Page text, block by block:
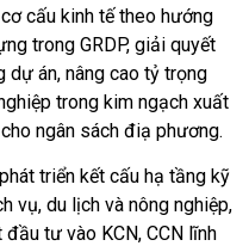
cấu kinh tế theo hướng
trong GRDP, giải quyết
dự án, nâng cao tỷ trọng
trong kim ngạch xuất
ngân sách điạ phương.
triển kết cấu hạ tầng kỹ
vụ, du lịch và nông nghiệp,
tư vào KCN, CCN lĩnh